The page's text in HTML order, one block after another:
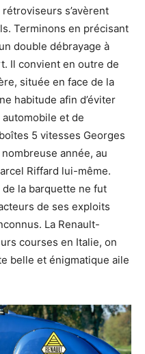
s’avèrent
Terminons en précisant
double débrayage à
Il convient en outre de
située en face de la
habitude afin d’éviter
et de
5 vitesses Georges
année, au
Riffard lui-même.
la barquette ne fut
de ses exploits
La Renault-
courses en Italie, on
belle et énigmatique aile